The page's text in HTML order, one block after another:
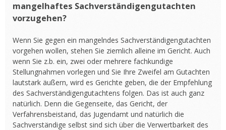
mangelhaftes Sachverständigengutachten
vorzugehen?
Wenn Sie gegen ein mangelndes Sachverständigengutachten
vorgehen wollen, stehen Sie ziemlich alleine im Gericht. Auch
wenn Sie z.b. ein, zwei oder mehrere fachkundige
Stellungnahmen vorlegen und Sie Ihre Zweifel am Gutachten
lautstark äußern, wird es Gerichte geben, die der Empfehlung
des Sachverständigengutachtens folgen. Das ist auch ganz
natürlich. Denn die Gegenseite, das Gericht, der
Verfahrensbeistand, das Jugendamt und natürlich die
Sachverständige selbst sind sich über die Verwertbarkeit des